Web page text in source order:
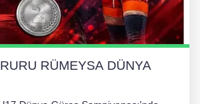
RÜMEYSA DÜNYA